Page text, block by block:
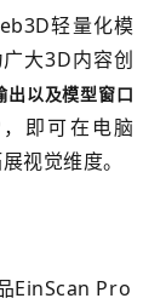
轻量化模
大3D内容创
出以及模型窗口
即可在电脑
视觉维度。
EinScan Pro